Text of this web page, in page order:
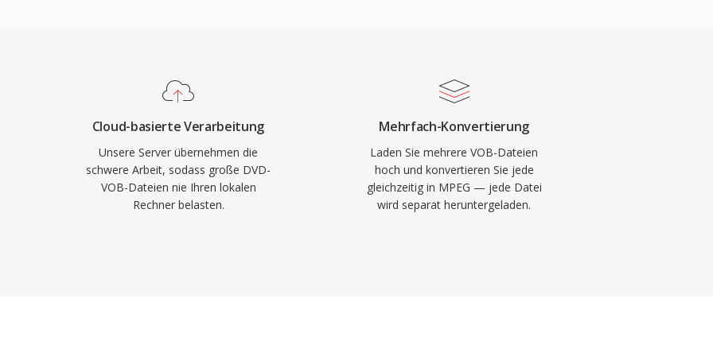
dem
zu entsprechen,
digitales Video in den
Die
(MP3), wurde zum
Die I/P/B-Frame-
die blockbasierte
Cloud-basierte Verarbeitung
Unsere Server übernehmen die
schwere Arbeit, sodass große DVD-
VOB-Dateien nie Ihren lokalen
Rechner belasten.
Mehrfach-Konvertierung
Laden Sie mehrere VOB-Dateien
hoch und konvertieren Sie jede
gleichzeitig in MPEG — jede Datei
wird separat heruntergeladen.